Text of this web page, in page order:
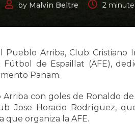
by Malvin Beltre 2
Pueblo Arriba, Club
de Espaillat (AFE),
Panam.
con goles de Ronaldo
Jose Horacio Rodríguez,
que organiza la AFE.